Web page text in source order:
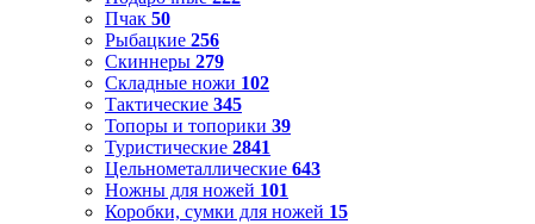
Пчак 50
Рыбацкие 256
Скиннеры 279
Складные ножи 102
Тактические 345
Топоры и топорики 39
Туристические 2841
Цельнометаллические 643
Ножны для ножей 101
Коробки, сумки для ножей 15